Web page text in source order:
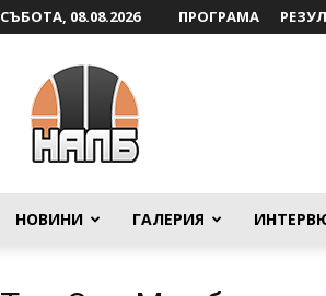
СЪБОТА, 08.08.2026 ПРОГРАМА
НОВИНИ ГАЛЕРИЯ